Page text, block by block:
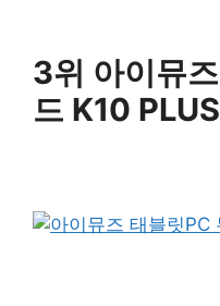
3위 아이뮤
드 K10